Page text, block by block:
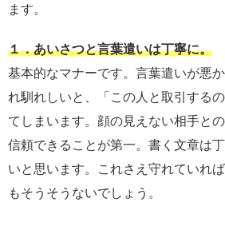
ます。
１．あいさつと言葉遣いは丁寧に。
基本的なマナーです。言葉遣いが悪
れ馴れしいと、「この人と取引する
てしまいます。顔の見えない相手と
信頼できることが第一。書く文章は
いと思います。これさえ守れていれ
もそうそうないでしょう。